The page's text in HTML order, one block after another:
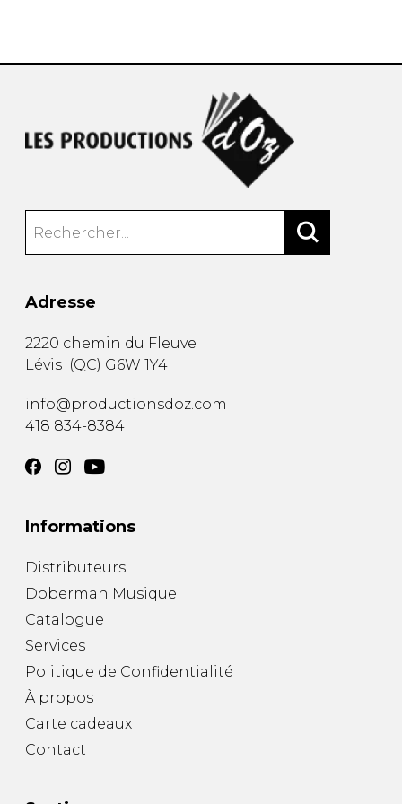
Adresse
2220 chemin du Fleuve
Lévis (QC) G6W 1Y4
info@productionsdoz.com
418 834-8384
Informations
Distributeurs
Doberman Musique
Catalogue
Services
Politique de Confidentialité
À propos
Carte cadeaux
Contact